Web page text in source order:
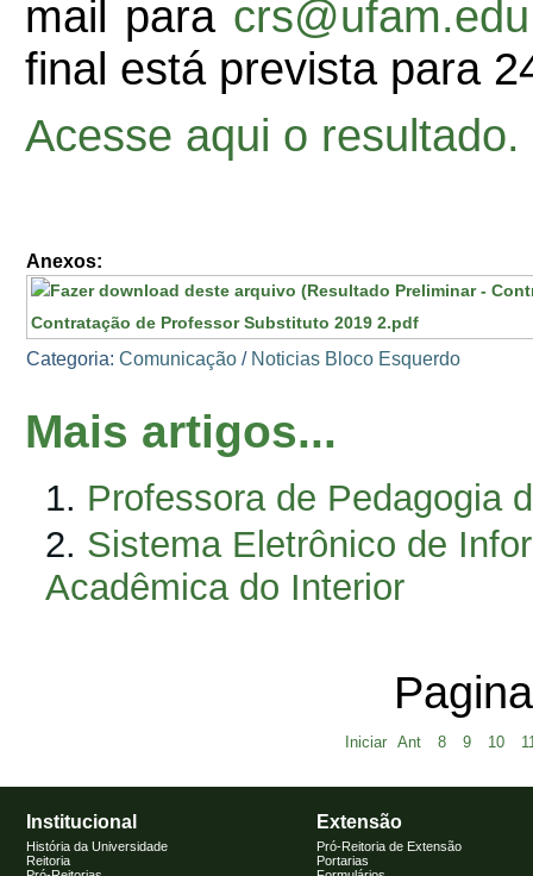
mail para
final está prevista para
Acesse aqui o resultado.
Anexos:
Contratação de Professor Substituto 2019 2.pdf
Categoria: Comunicação / Noticias Bloco Esquerdo
Mais artigos...
Professora de Pedagogia
Sistema Eletrônico de
Acadêmica do Interior
Iniciar Ant 8 9 10
Institucional Extensão
História da Universidade
Reitoria
Pró-Reitoria de Extensão
Portarias